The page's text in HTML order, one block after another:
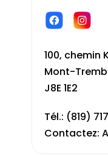
100, chemin
Mont-
J8E 1E2
Tél.: (819)
Contactez: